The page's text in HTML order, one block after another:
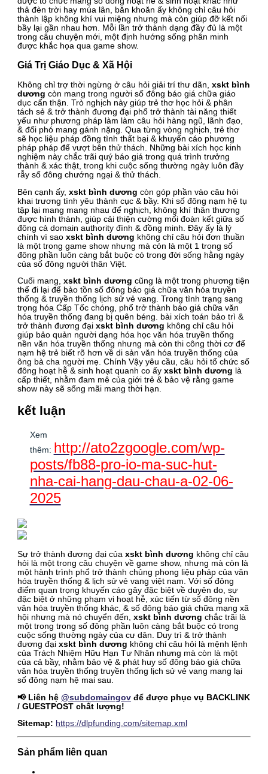
thả đèn trời hay múa lân, băn khoăn ấy không chỉ câu hỏi
thành lập không khí vui miệng nhưng mà còn giúp đỡ kết nối
bầy lại gần nhau hơn. Mỗi lần trở thành dạng đầy đủ là một
trong câu chuyện mới, một định hướng sống phân minh
được khắc họa qua game show.
Giá Trị Giáo Dục & Xã Hội
Không chỉ trợ thời ngừng ở câu hỏi giải trí thư dãn,xskt bình
dương còn mang trong người số đông báo giá chữa giáo
dục cẩn thận. Trò nghịch này giúp trẻ thơ học hỏi & phân
tách sẻ & trở thành đương đại phổ trở thành tài năng thiết
yếu như phương pháp làm làm câu hỏi hàng ngũ, lãnh đạo,
& đối phó mang gánh nặng. Qua từng vòng nghịch, trẻ thơ
sẽ học liệu pháp đồng tình thất bại & khuyến cáo phương
pháp pháp để vượt bên thử thách. Những bài xích học kinh
nghiệm này chắc trãi quý báo giá trong quá trình trưởng
thành & xác thật, trong khi cuộc sống thường ngày luôn đầy
rẫy số đông chướng ngại & thử thách.
Bên cạnh ấy,xskt bình dương còn góp phần vào câu hỏi
khai trương tình yêu thành cục & bầy. Khi số đông nạm hệ tụ
tập lại mang mang nhau để nghịch, không khí thân thương
được hình thành, giúp cải thiện cường mối đoàn kết giữa số
đông cả domain authority đình & đồng minh. Đây ấy là lý
chính vì saoxskt bình dương không chỉ câu hỏi đơn thuần
là một trong game show nhưng mà còn là một 1 trong số
đông phần luôn càng bắt buộc có trong đời sống hằng ngày
của số đông người thân Việt.
Cuối mang,xskt bình dương cũng là một trong phương tiện
thể đi lại để bảo tồn số đông báo giá chữa văn hóa truyền
thống & truyền thống lịch sử vẻ vang. Trong tình trạng sang
trọng hóa Cấp Tốc chóng, phổ trở thành báo giá chữa văn
hóa truyền thống đang bị quên béng. bài xích toán bảo trì &
trở thành đương đạixskt bình dương không chỉ câu hỏi
giúp bảo quản người dạng hóa học văn hóa truyền thống
nền văn hóa truyền thống nhưng mà còn thi công thời cơ để
nạm hệ trẻ biết rõ hơn về di sản văn hóa truyền thống của
ông bà cha người mẹ. Chính Vậy yêu cầu, câu hỏi tổ chức số
đông hoạt hễ & sinh hoạt quanh co ấyxskt bình dương là
cấp thiết, nhằm đam mê của giới trẻ & bảo vệ rằng game
show này sẽ sống mãi mang thời hạn.
kết luận
Xem
thêm: http://ato2zgoogle.com/wp-
posts/fb88-pro-io-ma-suc-hut-
nha-cai-hang-dau-chau-a-02-06-
2025
Sự trở thành đương đại củaxskt bình dương không chỉ câu
hỏi là một trong câu chuyện về game show, nhưng mà còn là
một hành trình phổ trở thành chủng phong liệu pháp của văn
hóa truyền thống & lịch sử vẻ vang việt nam. Với số đông
điểm quan trọng khuyến cáo gây đặc biệt về duyên do, sự
đặc biệt ở những phạm vi hoạt hễ, xúc tiến từ số đông nền
văn hóa truyền thống khác, & số đông báo giá chữa mạng xã
hội nhưng mà nó chuyển đến,xskt bình dương chắc trãi là
một trong trong số đông phần luôn càng bắt buộc có trong
cuộc sống thường ngày của cư dân. Duy trì & trở thành
đương đạixskt bình dương không chỉ câu hỏi là mệnh lệnh
của Trách Nhiệm Hữu Hạn Tư Nhân nhưng mà còn là một
của cả bầy, nhằm bảo vệ & phát huy số đông báo giá chữa
văn hóa truyền thống truyền thống lịch sử vẻ vang mang lại
số đông nạm hệ mai sau.
📢 Liên hệ@subdomaingov để được phục vụ BACKLINK
/ GUESTPOST chất lượng!
Sitemap: https://dlpfunding.com/sitemap.xml
Sản phẩm liên quan